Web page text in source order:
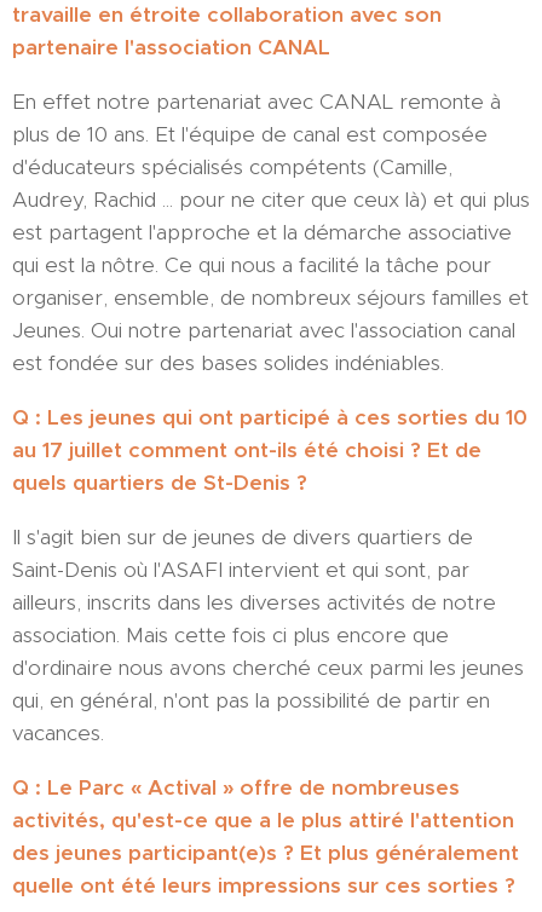
travaille en étroite collaboration avec son
partenaire l'association CANAL
En effet notre partenariat avec CANAL remonte à
plus de 10 ans. Et l'équipe de canal est composée
d'éducateurs spécialisés compétents (Camille,
Audrey, Rachid ... pour ne citer que ceux là) et qui plus
est partagent l'approche et la démarche associative
qui est la nôtre. Ce qui nous a facilité la tâche pour
organiser, ensemble, de nombreux séjours familles et
Jeunes. Oui notre partenariat avec l'association canal
est fondée sur des bases solides indéniables.
Q : Les jeunes qui ont participé à ces sorties du 10
au 17 juillet comment ont-ils été choisi ? Et de
quels quartiers de St-Denis ?
Il s'agit bien sur de jeunes de divers quartiers de
Saint-Denis où l'ASAFI intervient et qui sont, par
ailleurs, inscrits dans les diverses activités de notre
association. Mais cette fois ci plus encore que
d'ordinaire nous avons cherché ceux parmi les jeunes
qui, en général, n'ont pas la possibilité de partir en
vacances.
Q : Le Parc « Actival » offre de nombreuses
activités, qu'est-ce que a le plus attiré l'attention
des jeunes participant(e)s ? Et plus généralement
quelle ont été leurs impressions sur ces sorties ?